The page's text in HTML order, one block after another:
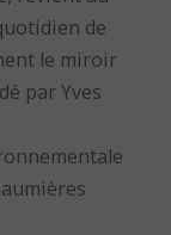
de
le miroir
par Yves